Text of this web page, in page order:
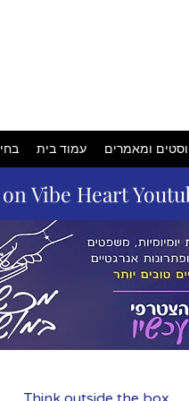
עמוד בית ומאמרים
Vibe Heart